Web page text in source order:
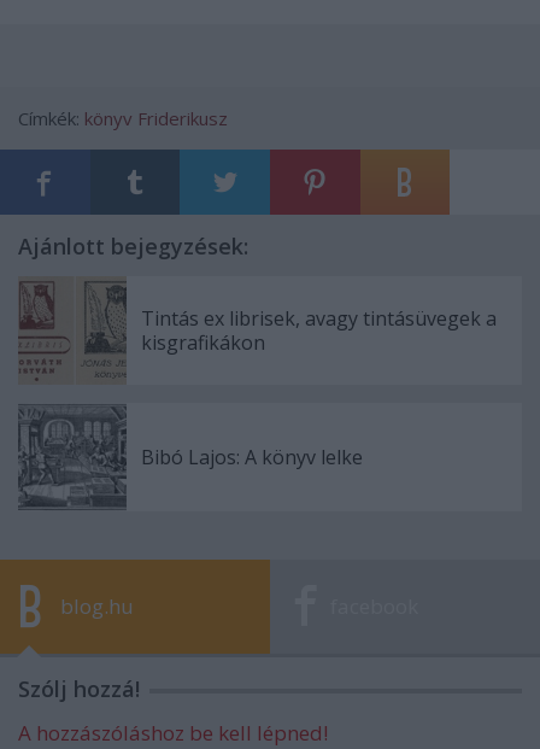
Címkék: könyv Friderikusz
Ajánlott bejegyzések:
Tintás ex librisek, avagy tintásüvegek a
kisgrafikákon
Bibó Lajos: A könyv lelke
blog.hu
Szólj hozzá!
A hozzászóláshoz be kell lépned!